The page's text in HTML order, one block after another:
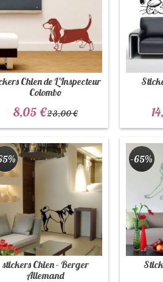
Chien de L'Inspecteur
Colombo
8,05 €23,00 €
stickers Chien - Berger
Allemand
-65%